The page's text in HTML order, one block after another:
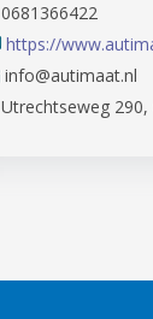
0681366422
https://
info@autimaat.nl
Utrechtseweg 290,